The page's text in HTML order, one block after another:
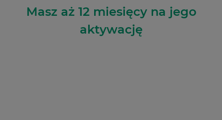
Masz aż 12 miesięcy na jego
aktywację